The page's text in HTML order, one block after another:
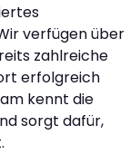
verfügen über
zahlreiche
erfolgreich
kennt die
sorgt dafür,